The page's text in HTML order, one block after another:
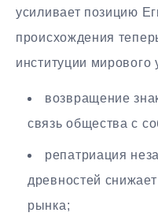
усиливает позицию
происхождения
институции мирового
возвращение
связь общества с
репатриация
древностей
рынка;